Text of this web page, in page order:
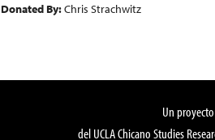
Donated By:Chris Strachwitz
Un
del UCLA Chicano Studies